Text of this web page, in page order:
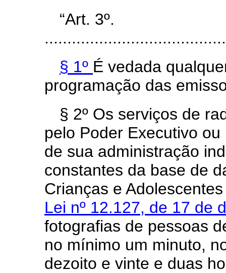
“Art. 3º.
§ 1º É vedada
programação das
§ 2º Os serviços de
pelo Poder Executivo
de sua administração
constantes da base de
Crianças e
Lei nº 12.127, de 17 de
fotografias de pessoas
no mínimo um minuto,
dezoito e vinte e duas